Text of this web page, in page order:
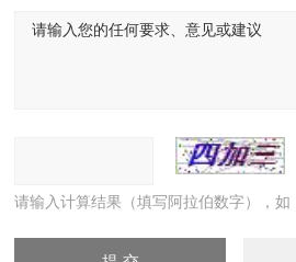
请输入计算结果（填写阿拉伯数字），如